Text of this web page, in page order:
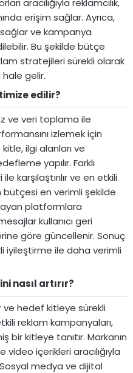
aracılığıyla reklamcılık,
erişim sağlar. Ayrıca,
sağlar ve kampanya
Bu şekilde bütçe
stratejileri sürekli olarak
gelir.
edilir?​
ve veri toplama ile
izlemek için
ilgi alanları ve
yapılır. Farklı
karşılaştırılır ve en etkili
bütçesi en verimli şekilde
platformlara
kullanıcı geri
göre güncellenir. Sonuç
iyileştirme ile daha verimli
nasıl artırır?​
ve hedef kitleye sürekli
reklam kampanyaları,
bir kitleye tanıtır. Markanın
video içerikleri aracılığıyla
medya ve dijital